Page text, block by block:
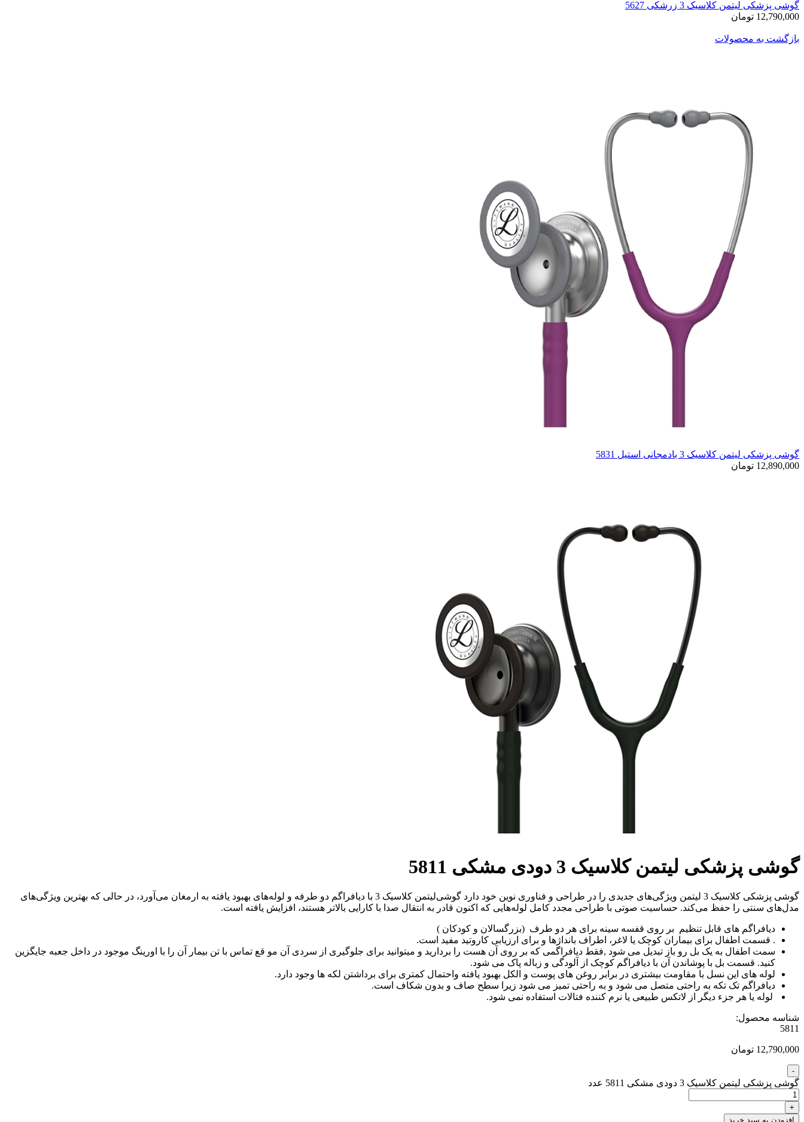
گوشی پزشکی لیتمن کلاسیک 3 زرشکی 5627
12,790,000 تومان
بازگشت به محصولات
گوشی پزشکی لیتمن کلاسیک 3 بادمجانی استیل 5831
12,890,000 تومان
گوشی پزشکی لیتمن کلاسیک 3 دودی مشکی 5811
گوشی‌ پزشکی کلاسیک 3 لیتمن ویژگی‌های جدیدی را در طراحی و فناوری نوین خود دارد گوشی‌لیتمن کلاسیک 3 با دیافراگم دو طرفه و لوله‌های بهبود یافته به ارمغان می‌آورد، در حالی که بهترین ویژگی‌های
مدل‌های سنتی را حفظ می‌کند. حساسیت صوتی با طراحی مجدد کامل لوله‌هایی که اکنون قادر به انتقال صدا با کارایی بالاتر هستند، افزایش یافته است.
دیافراگم های قابل تنظیم بر روی قفسه سینه برای هر دو طرف (بزرگسالان و کودکان )
. قسمت اطفال برای بیماران کوچک یا لاغر، اطراف بانداژها و برای ارزیابی کاروتید مفید است.
سمت اطفال به یک بل رو باز تبدیل می شود ,فقط دیافراگمی که بر روی آن هست را بردارید و میتوانید برای جلوگیری از سردی آن مو قع تماس با تن بیمار آن را با اورینگ موجود در داخل جعبه جایگزین
کنید. قسمت بل با پوشاندن آن با دیافراگم کوچک از آلودگی و زباله پاک می شود.
لوله های این نسل با مقاومت بیشتری در برابر روغن های پوست و الکل بهبود یافته واحتمال کمتری برای برداشتن لکه ها وجود دارد.
دیافراگم تک تکه به راحتی متصل می شود و به راحتی تمیز می شود زیرا سطح صاف و بدون شکاف است.
لوله یا هر جزء دیگر از لاتکس طبیعی یا نرم کننده فتالات استفاده نمی شود.
شناسه محصول:
5811
12,790,000 تومان
گوشی پزشکی لیتمن کلاسیک 3 دودی مشکی 5811 عدد
افزودن به سبد خرید